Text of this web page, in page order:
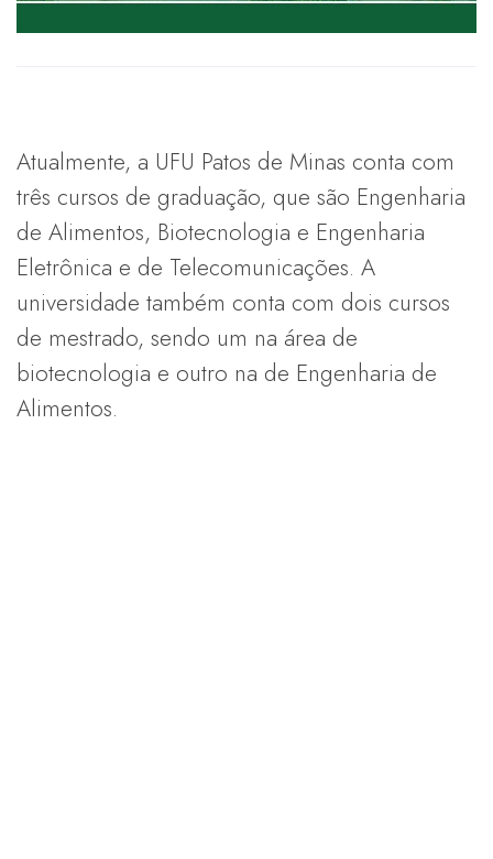
Atualmente, a UFU Patos de Minas conta com
três cursos de graduação, que são Engenharia
de Alimentos, Biotecnologia e Engenharia
Eletrônica e de Telecomunicações. A
universidade também conta com dois cursos
de mestrado, sendo um na área de
biotecnologia e outro na de Engenharia de
Alimentos.